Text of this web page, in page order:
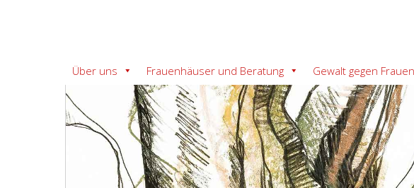
Über uns Frauenhäuser und Beratung Gewalt gegen Frauen